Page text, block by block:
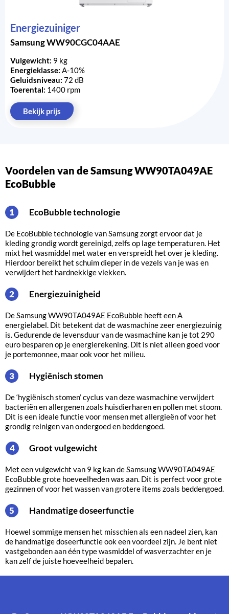
Energiezuiniger
Samsung WW90CGC04AAE
Vulgewicht: 9 kg
Energieklasse: A-10%
Geluidsniveau: 72 dB
Toerental: 1400 rpm
Bekijk prijs
Voordelen van de Samsung WW90TA049AE
EcoBubble
1 EcoBubble technologie
De EcoBubble technologie van Samsung zorgt ervoor dat je
kleding grondig wordt gereinigd, zelfs op lage temperaturen. Het
mixt het wasmiddel met water en verspreidt het over je kleding.
Hierdoor bereikt het schuim dieper in de vezels van je was en
verwijdert het hardnekkige vlekken.
2 Energiezuinigheid
De Samsung WW90TA049AE EcoBubble heeft een A
energielabel. Dit betekent dat de wasmachine zeer energiezuinig
is. Gedurende de levensduur van de wasmachine kan je tot 290
euro besparen op je energierekening. Dit is niet alleen goed voor
je portemonnee, maar ook voor het milieu.
3 Hygiënisch stomen
De ‘hygiënisch stomen’ cyclus van deze wasmachine verwijdert
bacteriën en allergenen zoals huisdierharen en pollen met stoom.
Dit is een ideale functie voor mensen met allergieën of voor het
grondig reinigen van ondergoed en beddengoed.
4 Groot vulgewicht
Met een vulgewicht van 9 kg kan de Samsung WW90TA049AE
EcoBubble grote hoeveelheden was aan. Dit is perfect voor grote
gezinnen of voor het wassen van grotere items zoals beddengoed.
5 Handmatige doseerfunctie
Hoewel sommige mensen het misschien als een nadeel zien, kan
de handmatige doseerfunctie ook een voordeel zijn. Je bent niet
vastgebonden aan één type wasmiddel of wasverzachter en je
kan zelf de juiste hoeveelheid bepalen.